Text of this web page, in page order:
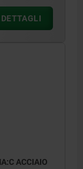
DETTAGLI
ACCIAIO